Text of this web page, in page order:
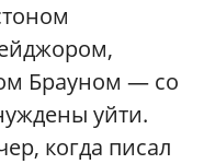
Брауном — со
уйти.
когда писал